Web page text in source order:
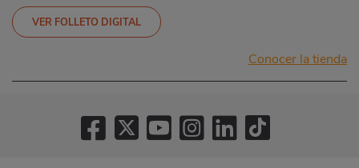
VER FOLLETO DIGITAL
Conocer la tienda